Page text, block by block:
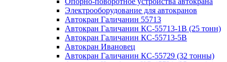
Электрооборудование для автокранов
Автокран Галичанин 55713
Автокран Галичанин КС-55713-1В (25 тонн)
Автокран Галичанин КС-55713-5В
Автокран Ивановец
Автокран Галичанин КС-55729 (32 тонны)